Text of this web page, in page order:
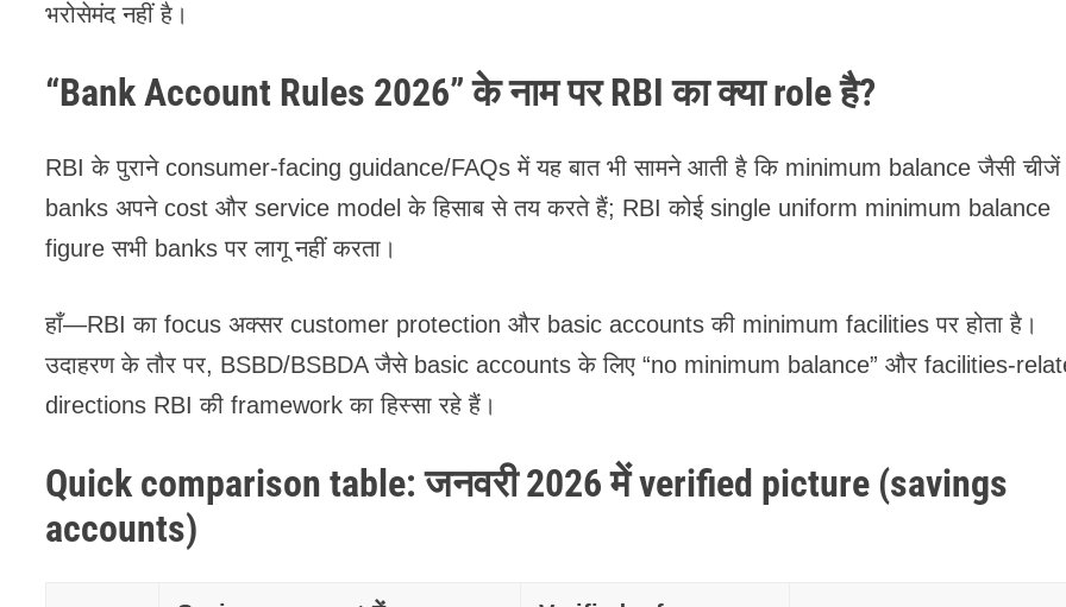
भरोसेमंद नहीं है।
“Bank Account Rules 2026” के नाम पर RBI का क्या role है?
RBI के पुराने consumer-facing guidance/FAQs में यह बात भी सामने आती है कि minimum balance जैसी चीजें
banks अपने cost और service model के हिसाब से तय करते हैं; RBI कोई single uniform minimum balance
figure सभी banks पर लागू नहीं करता।
हाँ—RBI का focus अक्सर customer protection और basic accounts की minimum facilities पर होता है।
उदाहरण के तौर पर, BSBD/BSBDA जैसे basic accounts के लिए “no minimum balance” और facilities-
directions RBI की framework का हिस्सा रहे हैं।
Quick comparison table: जनवरी 2026 में verified picture (savings
accounts)